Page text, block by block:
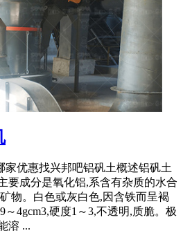
家优惠找兴邦吧铝矾土概述铝矾土
要成分是氧化铝,系含有杂质的水合
物。白色或灰白色,因含铁而呈褐
4gcm3,硬度1～3,不透明,质脆。极
溶 ...